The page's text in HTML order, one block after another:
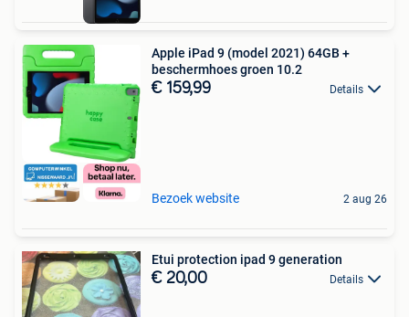
Apple iPad 9 (model 2021) 64GB +
beschermhoes groen 10.2
€ 159,99 Details
Bezoek website 2 aug 26
Etui protection ipad 9 generation
€ 20,00 Details